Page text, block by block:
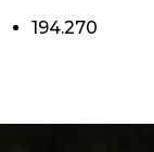
194.270